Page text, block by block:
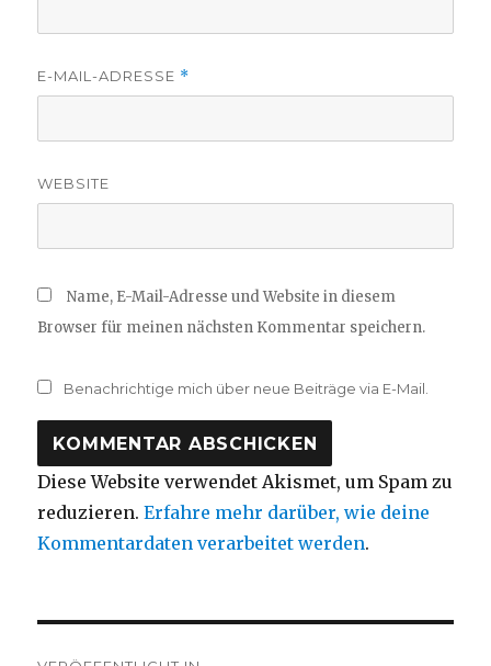
E-MAIL-ADRESSE *
WEBSITE
Name, E-Mail-Adresse und Website in diesem
Browser für meinen nächsten Kommentar speichern.
Benachrichtige mich über neue Beiträge via E-Mail.
Diese Website verwendet Akismet, um Spam zu
reduzieren.Erfahre mehr darüber, wie deine
Kommentardaten verarbeitet werden.